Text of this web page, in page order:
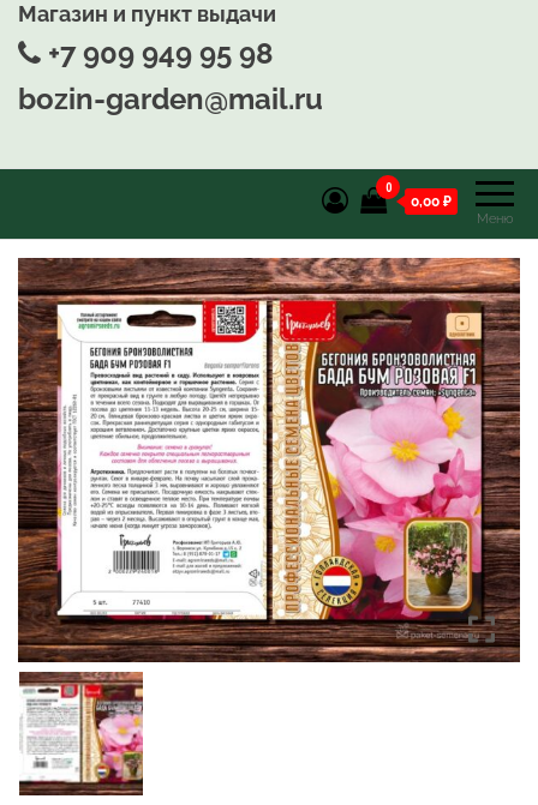
Магазин и пункт выдачи
+7 909 949 95 98
bozin-garden@mail.ru
Меню
0
0,00 ₽